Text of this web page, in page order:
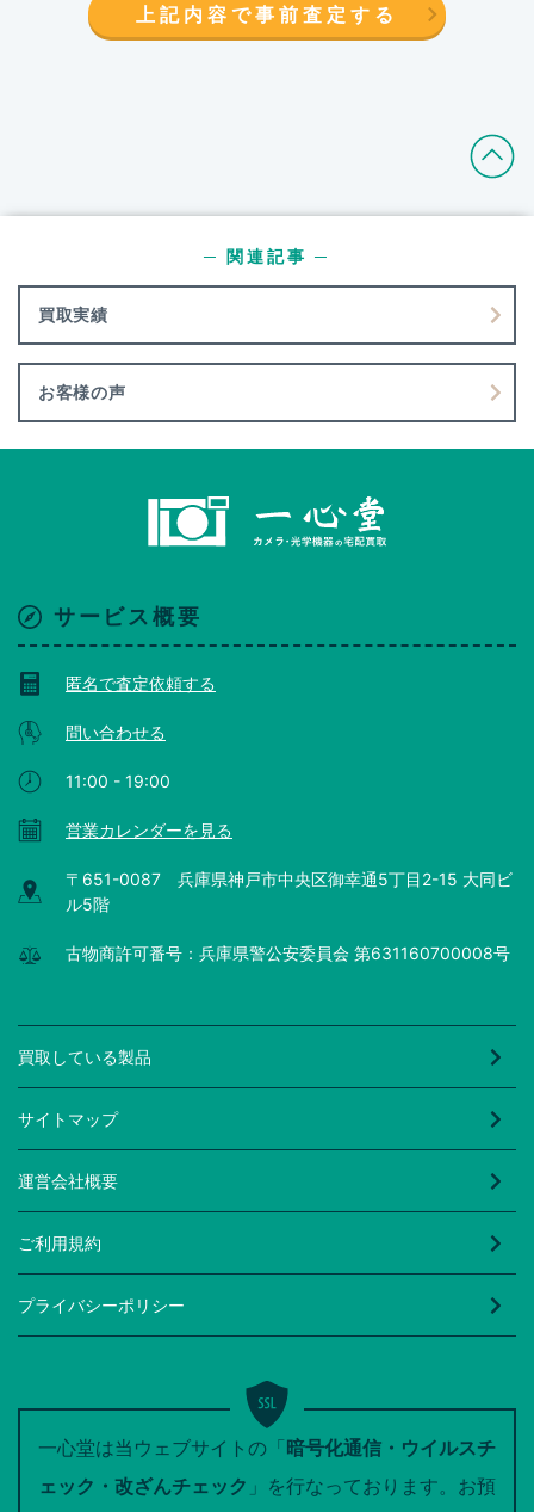
上記内容で事前査定する
買取実績
─ 関連記事 ─
お客様の声
サービス概要
匿名で査定依頼する
問い合わせる
11:00 - 19:00
営業カレンダーを見る
〒651-0087 兵庫県神戸市中央区御幸通5丁目2-15 大同ビ
ル5階
古物商許可番号：兵庫県警公安委員会 第631160700008号
買取している製品
サイトマップ
運営会社概要
ご利用規約
プライバシーポリシー
一心堂は当ウェブサイトの「暗号化通信・ウイルスチ
ェック・改ざんチェック 」を行なっております。お預